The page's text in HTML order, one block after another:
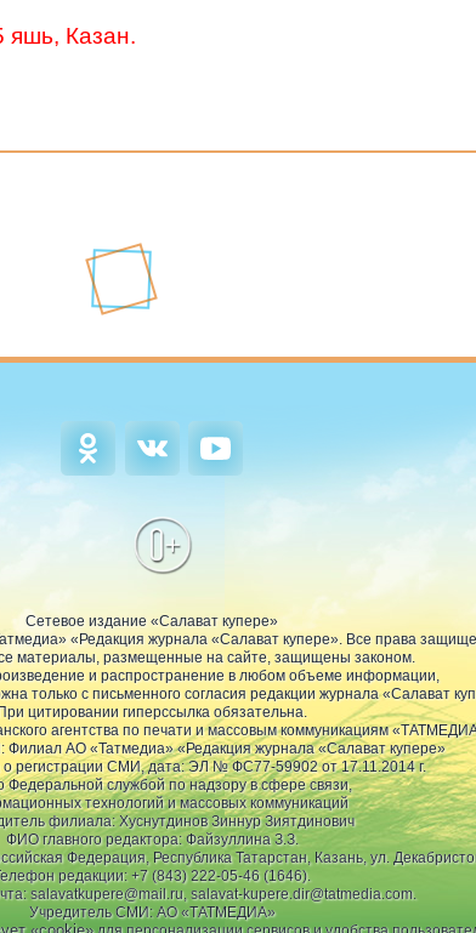
яшь, Казан.
0+
Сетевое издание «Салават купере»
«Редакция журнала «Салават купере». Все права
материалы, размещенные на сайте, защищены законом.
и распространение в любом объеме информации,
только с письменного согласия редакции журнала «Салават
цитировании гиперссылка обязательна.
агентства по печати и массовым коммуникациям
АО «Татмедиа» «Редакция журнала «Салават купере»
регистрации СМИ, дата: ЭЛ № ФС77-59902 от 17.11.2014 г.
Федеральной службой по надзору в сфере связи,
технологий и массовых коммуникаций
филиала: Хуснутдинов Зиннур Зиятдинович
ФИО главного редактора: Файзуллина З.З.
Федерация, Республика Татарстан, Казань, ул.
редакции: +7 (843) 222-05-46 (1646).
salavatkupere@mail.ru, salavat-kupere.dir@tatmedia.com.
Учредитель СМИ: АО «ТАТМЕДИА»